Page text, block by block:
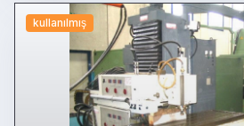
kullanılmış